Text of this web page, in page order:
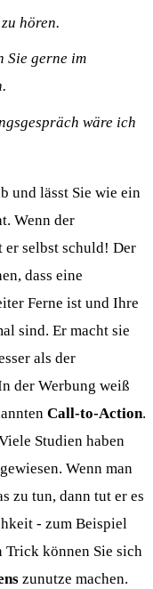
hören.
Sie gerne im
wäre ich
und lässt Sie wie ein
Wenn der
selbst schuld! Der
dass eine
Ferne ist und Ihre
sind. Er macht sie
als der
der Werbung weiß
Call-to-Action.
Studien haben
Wenn man
zu tun, dann tut er es
- zum Beispiel
Trick können Sie sich
zunutze machen.